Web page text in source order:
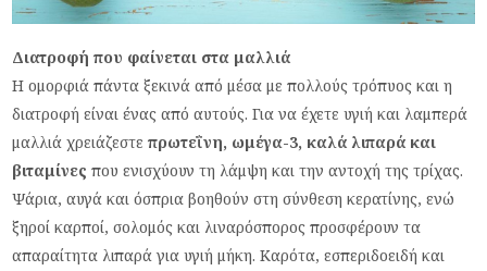
Διατροφή που φαίνεται στα μαλλιά
Η ομορφιά πάντα ξεκινά από μέσα με πολλούς τρόπυος και η
διατροφή είναι ένας από αυτούς. Για να έχετε υγιή και λαμπερά
μαλλιά χρειάζεστεπρωτεΐνη, ωμέγα-3, καλά λιπαρά και
βιταμίνεςπου ενισχύουν τη λάμψη και την αντοχή της τρίχας.
Ψάρια, αυγά και όσπρια βοηθούν στη σύνθεση κερατίνης, ενώ
ξηροί καρποί, σολομός και λιναρόσπορος προσφέρουν τα
απαραίτητα λιπαρά για υγιή μήκη. Καρότα, εσπεριδοειδή και